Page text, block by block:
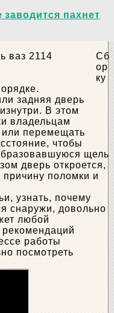
пахнет
Сб
ор
ку
задняя дверь
В этом
владельцам
или перемещать
чтобы
щель
дверь откроется,
причину поломки и
узнать, почему
снаружи, довольно
любой
работы
посмотреть